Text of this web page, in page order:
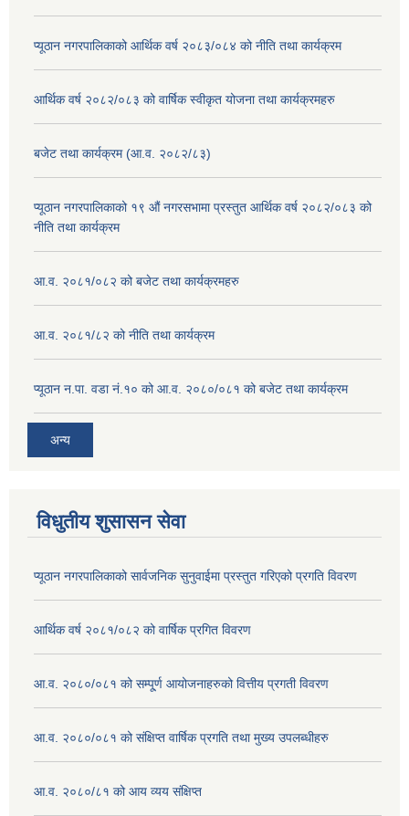
प्यूठान नगरपालिकाको आर्थिक वर्ष २०८३/०८४ को नीति तथा कार्यक्रम
आर्थिक वर्ष २०८२/०८३ को वार्षिक स्वीकृत योजना तथा कार्यक्रमहरु
बजेट तथा कार्यक्रम (आ.व. २०८२/८३)
प्यूठान नगरपालिकाको १९ औं नगरसभामा प्रस्तुत आर्थिक वर्ष २०८२/०८३ को
नीति तथा कार्यक्रम
आ.व. २०८१/०८२ को बजेट तथा कार्यक्रमहरु
आ.व. २०८१/८२ को नीति तथा कार्यक्रम
प्यूठान न.पा. वडा नं.१० को आ.व. २०८०/०८१ को बजेट तथा कार्यक्रम
अन्य
विधुतीय शुसासन सेवा
प्यूठान नगरपालिकाको सार्वजनिक सुनुवाईमा प्रस्तुत गरिएको प्रगति विवरण
आर्थिक वर्ष २०८१/०८२ को वार्षिक प्रगित विवरण
आ.व. २०८०/०८१ को सम्पू्र्ण आयोजनाहरुको वित्तीय प्रगती विवरण
आ.व. २०८०/०८१ को संक्षिप्त वार्षिक प्रगति तथा मुख्य उपलब्धीहरु
आ.व. २०८०/८१ को आय व्यय संक्षिप्त